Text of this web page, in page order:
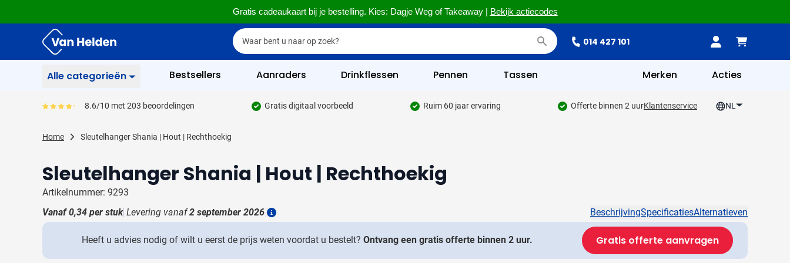
Gratis cadeaukaart bij je bestelling. Kies: Dagje Weg of Takeaway | Bekijk actiecodes
Ga naar de inhoud Zoek
Zoek
014 427 101
Alle categorieën
Schrijfgerief
Toon submenu voor Zakelijk & Kantoor categorie
Toon submenu voor Drinkwaren categorie
Weggevertjes
Toon submenu voor Weggevertjes categorie
Multimedia
Toon submenu voor Multimedia categorie
Tassen
Gereedschap & Veiligheid
Toon submenu voor Gereedschap & Veiligheid categorie
Bestsellers Aanraders Drinkflessen Pennen Tassen Merken Acties
Gemiddeld reviewpercentage is 86
8.6/10 met 203 beoordelingen Gratis digitaal voorbeeld Ruim 60 jaar ervaring Offerte binnen 2 uurKlantenservice NL
Home Sleutelhanger Shania | Hout | Rechthoekig
Sleutelhanger Shania | Hout | Rechthoekig
Artikelnummer: 9293
Vanaf0,34 per stuk Levering vanaf2 september 2026
Details
BeschrijvingSpecificatiesAlternatieven
Heeft u advies nodig of wilt u eerst de prijs weten voordat u bestelt? Ontvang een gratis offerte binnen 2 uur. Gratis offerte aanvragen